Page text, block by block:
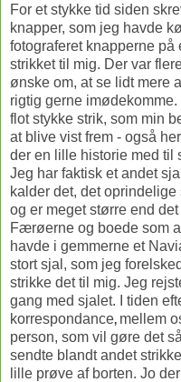
For et stykke tid siden
knapper, som jeg havde
fotograferet knapperne på
strikket til mig. Der var
ønske om, at se lidt mere
rigtig gerne
flot stykke strik, som min
at blive vist frem - også
der en lille historie med til
Jeg har faktisk et andet
kalder det, det
og er meget større end
Færøerne og boede som
havde i gemmerne et
stort sjal, som jeg
strikke det til mig. Jeg
gang med sjalet. I tiden
korrespondance, mellem
person, som vil gøre det
sendte blandt andet
lille prøve af borten. Jo